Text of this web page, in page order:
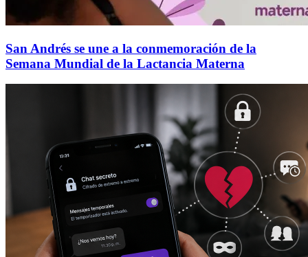
San Andrés se une a la conmemoración de la
Semana Mundial de la Lactancia Materna